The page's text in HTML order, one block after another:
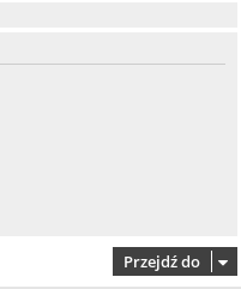
Przejdź do